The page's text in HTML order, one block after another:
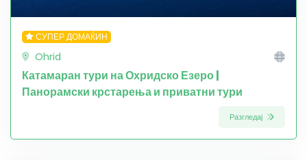
СУПЕР ДОМАЌИН
Ohrid
Катамаран тури на Охридско Езеро |
Панорамски крстарења и приватни тури
Разгледај